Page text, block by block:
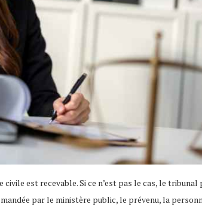
est recevable. Si ce n’est pas le cas, le
par le ministère public, le prévenu, la